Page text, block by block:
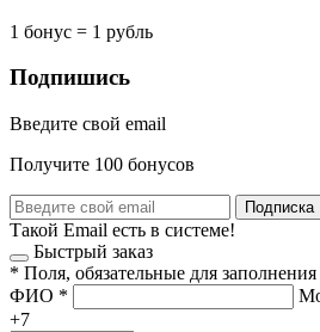
1 бонус = 1 рубль
Подпишись
Введите свой email
Получите 100 бонусов
Подписка
Такой Email есть в системе!
Быстрый заказ
* Поля, обязательные для заполнения
ФИО *
+7